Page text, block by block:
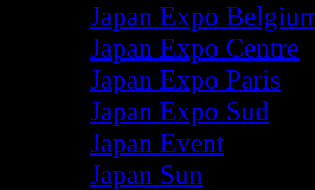
Japan Expo
Japan Expo Centre
Japan Expo Paris
Japan Expo Sud
Japan Event
Japan Sun